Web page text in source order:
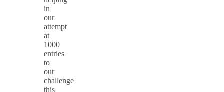
in
our
attempt
at
1000
entries
to
our
challenge
this